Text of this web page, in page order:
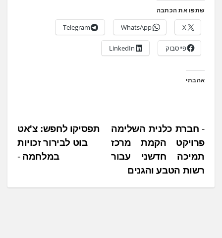
שתפו את הכתבה
X
WhatsApp
Telegram
פייסבוק LinkedIn
אהבתי
נ
י
ו
תפסיקו לחפש: צ'אט
בוט לבירור זכויות
במלחמה
חברת כלנית השלימה
פרויקט הקמת מרכז
תמיכה חדשני עבור
רשות הטבע והגנים